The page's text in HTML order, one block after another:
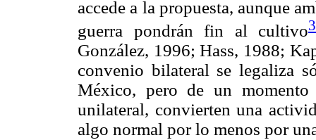
accede a la propuesta, aunque
guerra pondrán fin al cultivo
González, 1996; Hass, 1988;
convenio bilateral se legaliza
México, pero de un
unilateral, convierten una
algo normal por lo menos por